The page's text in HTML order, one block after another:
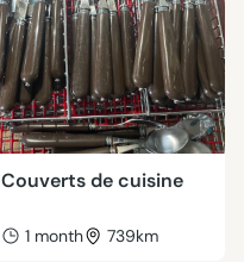
Couverts de cuisine
1 month 739km